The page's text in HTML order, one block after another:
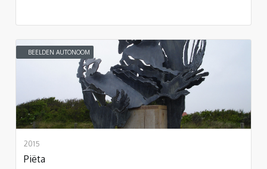
BEELDEN AUTONOOM
2015
Piëta